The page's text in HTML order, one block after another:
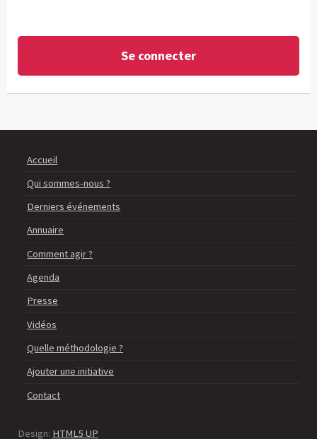
Accueil
Qui sommes-nous ?
Derniers événements
Annuaire
Comment agir ?
Agenda
Presse
Vidéos
Quelle méthodologie ?
Ajouter une initiative
Contact
Design: HTML5 UP